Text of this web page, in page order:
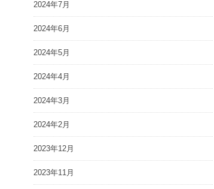
2024年7月
2024年6月
2024年5月
2024年4月
2024年3月
2024年2月
2023年12月
2023年11月